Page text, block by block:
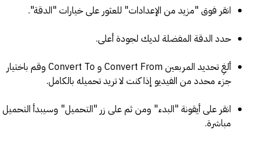
انقر فوق "مزيد من الإعدادات" للعثور على خيارات "الدقة".
حدد الدقة المفضلة لديك لجودة أعلى.
ألغِ تحديد المربعين Convert From و Convert To وقم باختيار
جزء محدد من الفيديو إذا كنت لا تريد تحميله بالكامل.
انقر على أيقونة "البدء" ومن ثم على زر "التحميل" وسيبدأ التحميل
مباشرة.